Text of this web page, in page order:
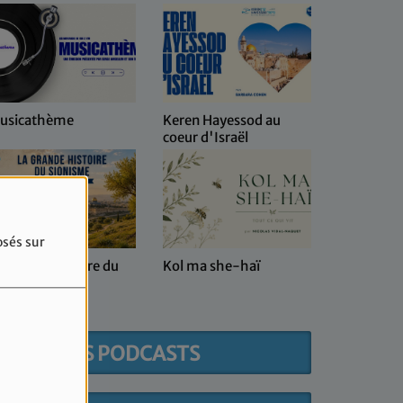
sur
grande histoire du
Keren Hayessod au
coeur d'Israël
Kol ma she-haï
DERNIERS PODCASTS